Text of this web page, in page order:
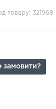
товару: 321968
замовити?